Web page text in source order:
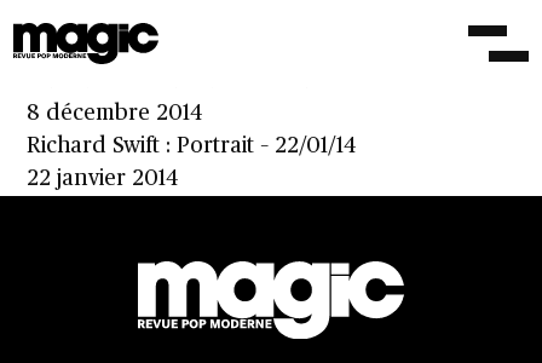
9 juin 2015
8 décembre 2014
Richard Swift : Portrait – 22/01/14
22 janvier 2014